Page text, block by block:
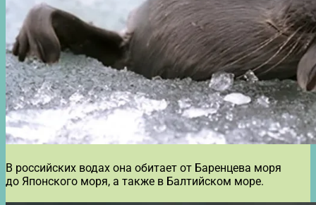
В российских водах она обитает от Баренцева моря
до Японского моря, а также в Балтийском море.